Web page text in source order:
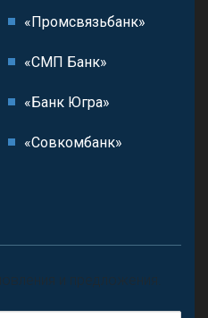
«Промсвязьбанк»
«СМП Банк»
«Банк Югра»
«Совкомбанк»
и предложения.